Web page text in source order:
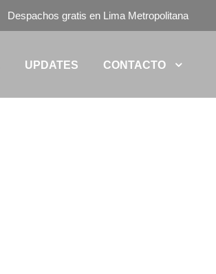
Despachos gratis en Lima Metropolitana
UPDATES CONTACTO